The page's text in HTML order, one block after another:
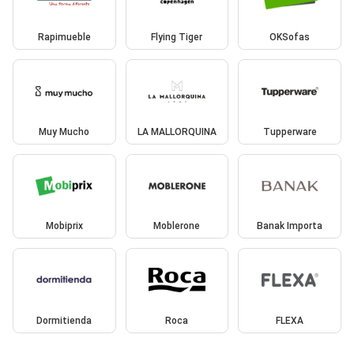
Rapimueble Flying Tiger OKSofas
Muy Mucho LA MALLORQUINA Tupperware
Mobiprix Moblerone Banak Importa
Dormitienda Roca FLEXA